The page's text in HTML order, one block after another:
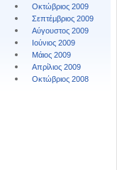
Οκτώβριος 2009
Σεπτέμβριος 2009
Αύγουστος 2009
Ιούνιος 2009
Μάιος 2009
Απρίλιος 2009
Οκτώβριος 2008